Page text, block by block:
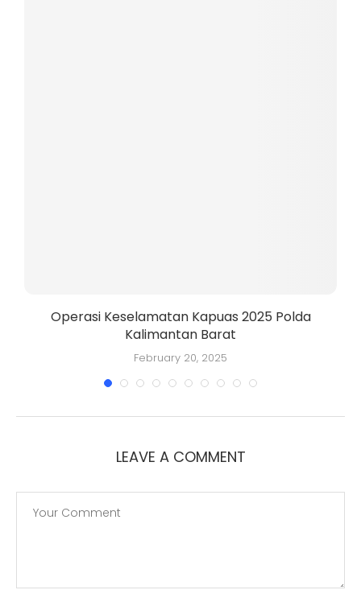
Operasi Keselamatan Kapuas 2025 Polda
Kalimantan Barat
February 20, 2025
LEAVE A COMMENT